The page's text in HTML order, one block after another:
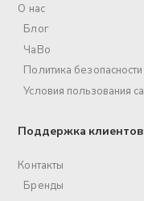
О нас
Блог
ЧаВо
Политика безопасности
Условия пользования
Поддержка клиентов
Контакты
Бренды